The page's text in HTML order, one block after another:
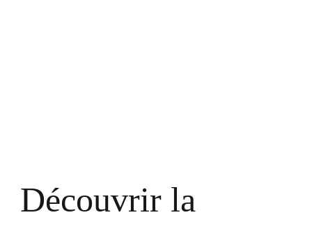
Découvrir la